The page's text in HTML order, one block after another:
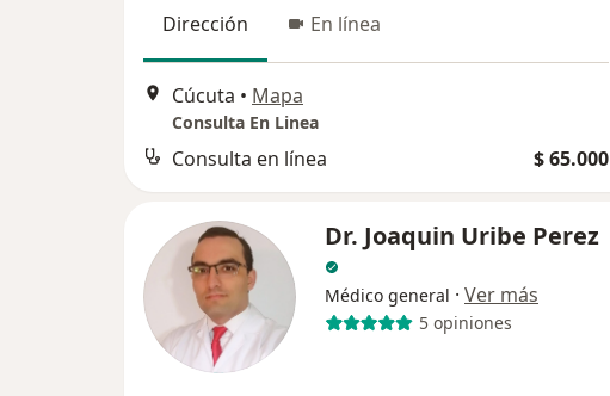
Dirección En línea
Cúcuta • Mapa
Consulta En Linea
Consulta en línea $ 65.000
Dr. Joaquin Uribe Perez
Médico general · Ver más
5 opiniones